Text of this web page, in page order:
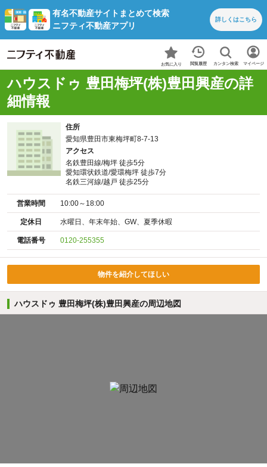
有名不動産サイトまとめて検索
ニフティ不動産アプリ
詳しくはこちら
お気に入り 閲覧履歴 カンタン検索 マイページ
ハウスドゥ 豊田梅坪(株)豊田興産の詳
細情報
住所
愛知県豊田市東梅坪町8-7-13
アクセス
名鉄豊田線/梅坪 徒歩5分
愛知環状鉄道/愛環梅坪 徒歩7分
名鉄三河線/越戸 徒歩25分
営業時間 10:00～18:00
定休日 水曜日、年末年始、GW、夏季休暇
電話番号 0120-255355
物件を紹介してほしい
ハウスドゥ 豊田梅坪(株)豊田興産の周辺地図